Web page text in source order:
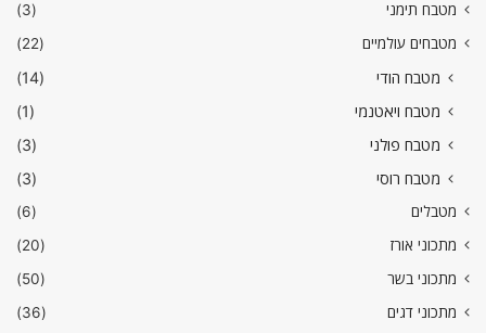
מטבח תימני
(3)
מטבחים עולמיים
(22)
מטבח הודי
(14)
מטבח ויאטנמי
(1)
מטבח פולני
(3)
מטבח רוסי
(3)
מטבלים
(6)
מתכוני אורז
(20)
מתכוני בשר
(50)
מתכוני דגים
(36)